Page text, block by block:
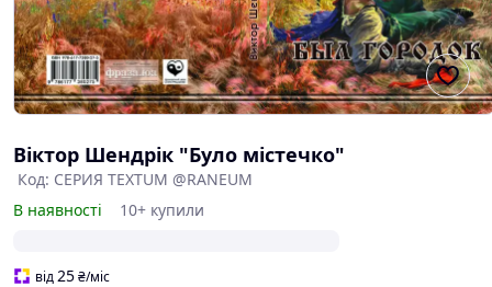
Віктор Шендрік "Було містечко"
Код: СЕРИЯ TEXTUM @RANEUM
В наявності
10+ купили
від25₴/міс